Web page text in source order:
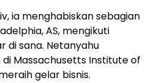
ia menghabiskan sebagian
AS, mengikuti
di sana. Netanyahu
Massachusetts Institute of
gelar bisnis.